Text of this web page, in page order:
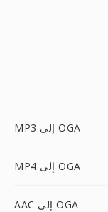
MP3 إلى OGA
MP4 إلى OGA
AAC إلى OGA